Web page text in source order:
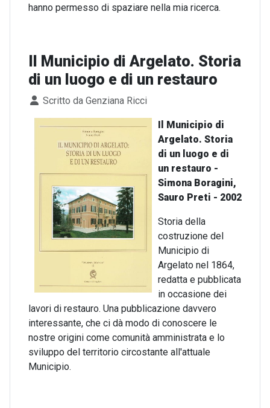
hanno permesso di spaziare nella mia ricerca.
Il Municipio di Argelato. Storia
di un luogo e di un restauro
Dettagli
Scritto da Genziana Ricci
Il Municipio di
Argelato. Storia
di un luogo e di
un restauro -
Simona Boragini,
Sauro Preti - 2002
Storia della
costruzione del
Municipio di
Argelato nel 1864,
redatta e pubblicata
in occasione dei
lavori di restauro. Una pubblicazione davvero
interessante, che ci dà modo di conoscere le
nostre origini come comunità amministrata e lo
sviluppo del territorio circostante all'attuale
Municipio.